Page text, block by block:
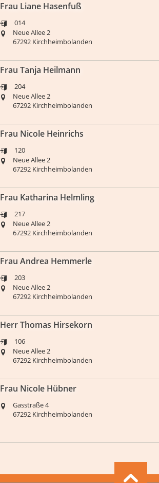
Frau Liane Hasenfuß
014
Neue Allee 2
67292 Kirchheimbolanden
Frau Tanja Heilmann
204
Neue Allee 2
67292 Kirchheimbolanden
Frau Nicole Heinrichs
120
Neue Allee 2
67292 Kirchheimbolanden
Frau Katharina Helmling
217
Neue Allee 2
67292 Kirchheimbolanden
Frau Andrea Hemmerle
203
Neue Allee 2
67292 Kirchheimbolanden
Herr Thomas Hirsekorn
106
Neue Allee 2
67292 Kirchheimbolanden
Frau Nicole Hübner
Gasstraße 4
67292 Kirchheimbolanden